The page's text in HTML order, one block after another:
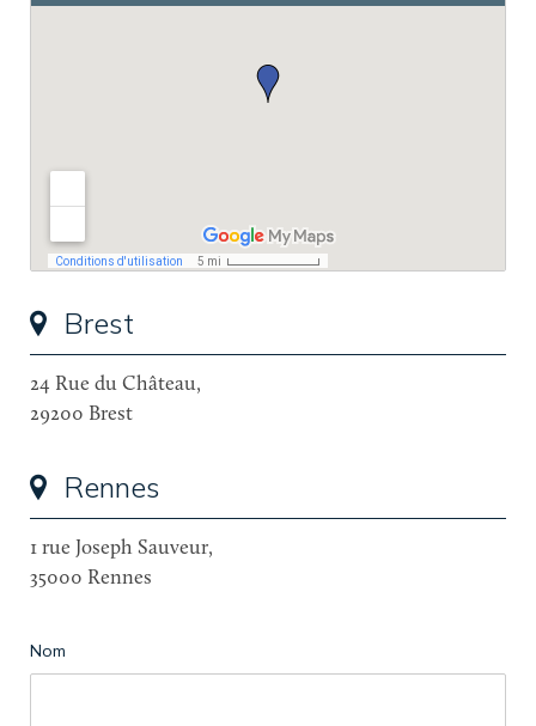
Brest
24 Rue du Château,
29200 Brest
Rennes
1 rue Joseph Sauveur,
35000 Rennes
Nom